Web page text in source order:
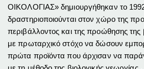
ΟΙΚΟΛΟΓΙΑΣ» δημιουργήθηκαν το
δραστηριοποιούνται στον χώρο της
περιβάλλοντος και της προώθησης της
με πρωταρχικό στόχο να δώσουν
πρώτα προϊόντα που άρχισαν να